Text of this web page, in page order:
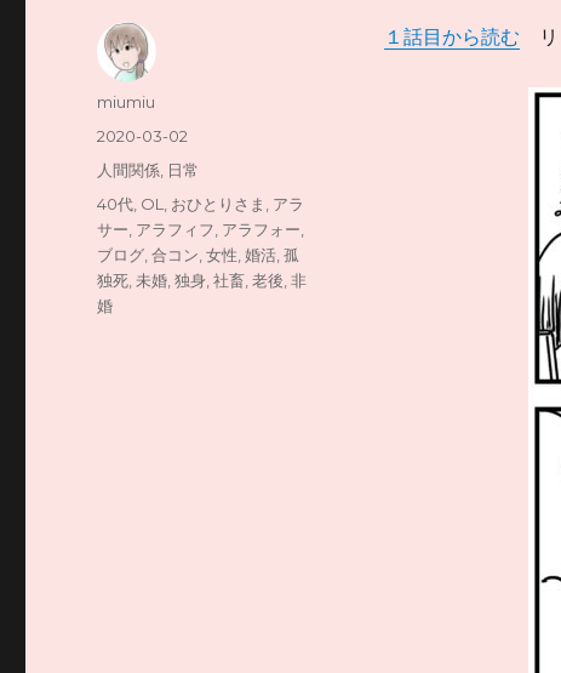
１話目から読む リ
投
miumiu
投
稿
2020-03-02
カ
ゴ
リ
ー
人間関係 日常
タ
グ
40代 OL おひとりさま
アラ
サー アラフィフ アラフォー
ブログ ,合コン ,女性 ,婚活 ,孤
独死 未婚 ,独身 ,社畜 ,老後 ,非
婚